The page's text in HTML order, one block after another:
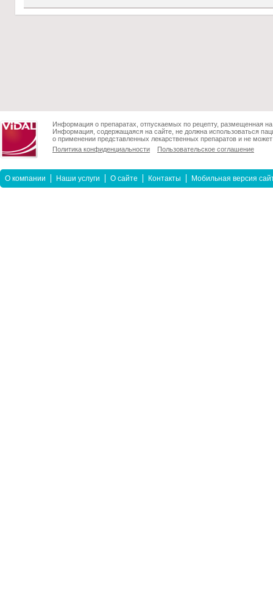
Информация о препаратах, отпускаемых по рецепту, размещенная
Информация, содержащаяся на сайте, не должна использоваться
о применении представленных лекарственных препаратов и не
Политика конфиденциальности
Пользовательское соглашение
О компании Наши услуги О сайте Контакты Мобильная версия